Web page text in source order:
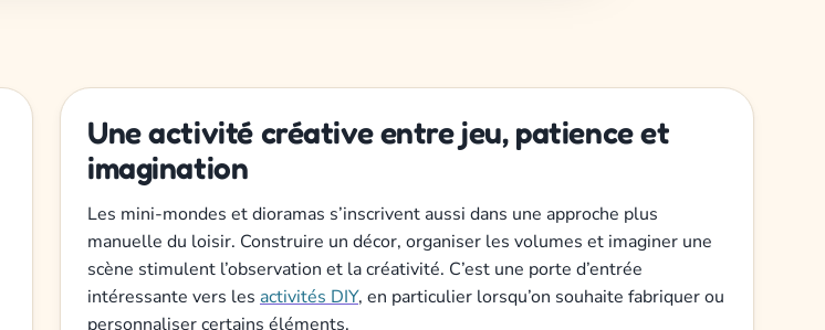
Une activité créative entre jeu, patience et
imagination
Les mini-mondes et dioramas s’inscrivent aussi dans une approche plus
manuelle du loisir. Construire un décor, organiser les volumes et imaginer une
scène stimulent l’observation et la créativité. C’est une porte d’entrée
intéressante vers les activités DIY, en particulier lorsqu’on souhaite fabriquer ou
personnaliser certains éléments.